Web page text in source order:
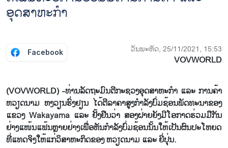
ອຸດ​ສາ​ຫະ​ກຳ
Facebook ວັນພະຫັດ, 25/11/2021, 15:53
VOVWORLD
(VOVWORLD) -ທ່ານລັດຖະມົນຕີກະຊວງອຸດສາຫະກຳ ແລະ ການຄ້າ
ຫວຽດນາມ ຫງວຽນຮົ່ງຢຽນ ໄດ້ຕີລາຄາສູງກຳລັງບົ່ມຊ້ອນພັດທະນາຂອງ
ແຂວງ Wakayama ແລະ ຢັ້ງຢືນວ່າ ສອງຝ່າຍຍັງມີໂອກາດຮ່ວມມືກັນ
ຢ່າງແໜ້ນແຟ້ນຫຼາຍຢ່າງເພື່ອຫັນກຳລັງບົ່ມຊ້ອນນັ້ນໃຫ້ເປັນຜົນປະໂຫຍດ
ທີ່ແທດຈິງໃຫ້ແກ່ວິສາຫະກິດຂອງ ຫວຽດນາມ ແລະ ຍີ່ປຸ່ນ.